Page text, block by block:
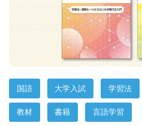
ス
を
国語 大学入試 学習法
教材 書籍 言語学習